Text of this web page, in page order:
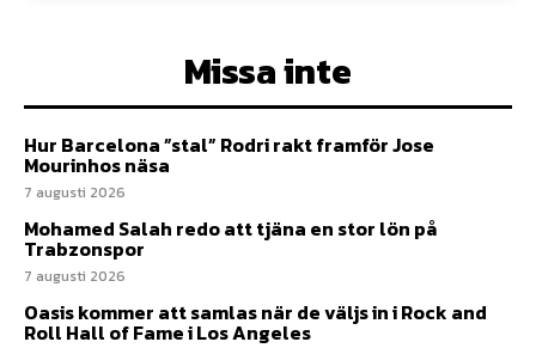
Missa inte
Hur Barcelona ”stal” Rodri rakt framför Jose
Mourinhos näsa
7 augusti 2026
Mohamed Salah redo att tjäna en stor lön på
Trabzonspor
7 augusti 2026
Oasis kommer att samlas när de väljs in i Rock and
Roll Hall of Fame i Los Angeles